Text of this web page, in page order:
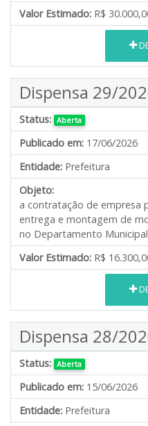
Valor Estimado: R$
Dispensa 29/
Status: Aberta
Publicado em: 17/06/2026
Entidade: Prefeitura
Objeto:
a contratação de empresa
entrega e montagem de
no Departamento
Valor Estimado: R$
Dispensa 28/
Status: Aberta
Publicado em: 15/06/2026
Entidade: Prefeitura